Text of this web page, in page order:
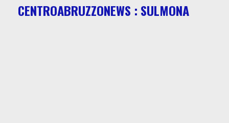
CENTROABRUZZONEWS : SULMONA